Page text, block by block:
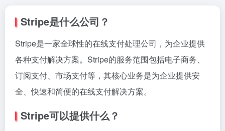
Stripe是什么公司？
Stripe是一家全球性的在线支付处理公司，为企业提供
各种支付解决方案。Stripe的服务范围包括电子商务、
订阅支付、市场支付等，其核心业务是为企业提供安
全、快速和简便的在线支付解决方案。
Stripe可以提供什么？